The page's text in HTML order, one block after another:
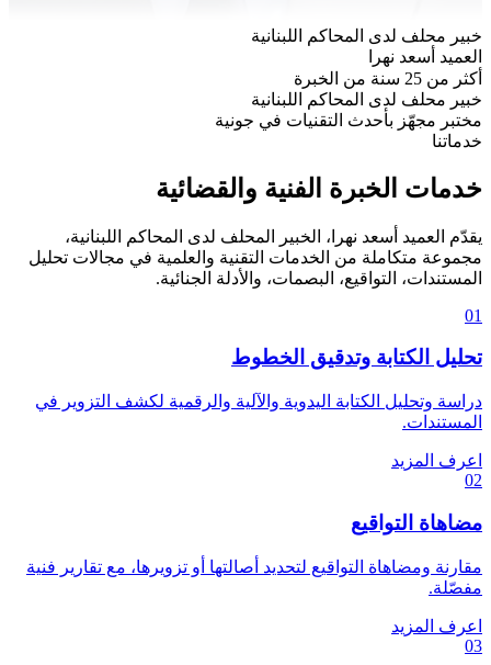
خبير محلف لدى المحاكم اللبنانية
العميد أسعد نهرا
أكثر من 25 سنة من الخبرة
خبير محلف لدى المحاكم اللبنانية
مختبر مجهّز بأحدث التقنيات في جونية
خدماتنا
خدمات الخبرة الفنية والقضائية
يقدّم العميد أسعد نهرا، الخبير المحلف لدى المحاكم اللبنانية،
مجموعة متكاملة من الخدمات التقنية والعلمية في مجالات تحليل
المستندات، التواقيع، البصمات، والأدلة الجنائية.
01
تحليل الكتابة وتدقيق الخطوط
دراسة وتحليل الكتابة اليدوية والآلية والرقمية لكشف التزوير في
المستندات.
اعرف المزيد
02
مضاهاة التواقيع
مقارنة ومضاهاة التواقيع لتحديد أصالتها أو تزويرها، مع تقارير فنية
مفصّلة.
اعرف المزيد
03